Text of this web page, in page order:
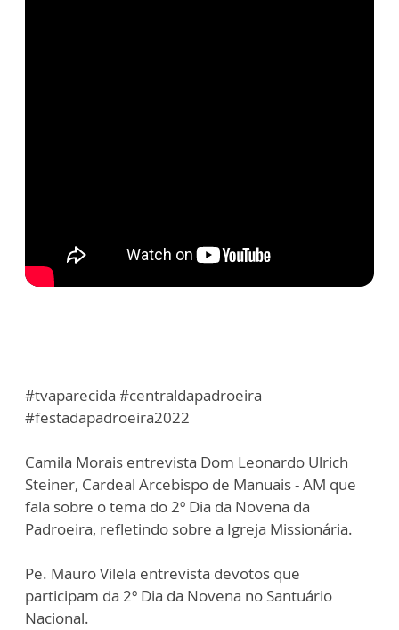
#tvaparecida #centraldapadroeira
#festadapadroeira2022
Camila Morais entrevista Dom Leonardo Ulrich
Steiner, Cardeal Arcebispo de Manuais - AM que
fala sobre o tema do 2º Dia da Novena da
Padroeira, refletindo sobre a Igreja Missionária.
Pe. Mauro Vilela entrevista devotos que
participam da 2º Dia da Novena no Santuário
Nacional.